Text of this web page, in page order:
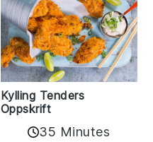
Kylling Tenders
Oppskrift
35 Minutes